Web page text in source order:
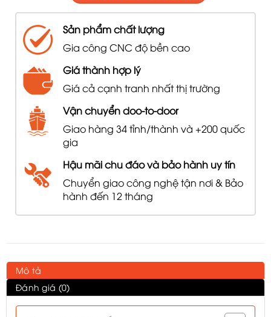
Sản phẩm chất lượng
Gia công CNC độ bền cao
Giá thành hợp lý
Giá cả cạnh tranh nhất thị trường
Vận chuyển doo-to-door
Giao hàng 34 tỉnh/thành và +200 quốc
gia
Hậu mãi chu đáo và bảo hành uy tín
Chuyển giao công nghệ tận nơi & Bảo
hành đến 12 tháng
Mô tả
Đánh giá (0)